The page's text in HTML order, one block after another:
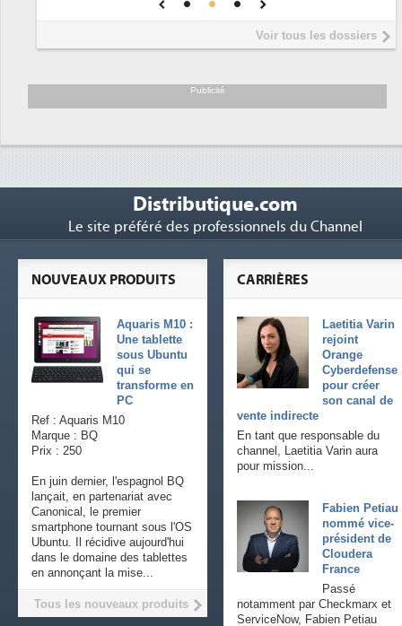
Interview de Fabrice Coquio,
président de Digital Realty...
soutient les...
Voir tous les dossiers
Publicité
Distributique.com
Le site préféré des professionnels du Channel
CARRIÈRES
Laetitia Varin
rejoint
Orange
Cyberdefense
pour créer
son canal de
vente indirecte
En tant que responsable du
channel, Laetitia Varin aura
pour mission...
Fabien Petiau
nommé vice-
président de
Cloudera
France
Passé
notamment par Checkmarx et
ServiceNow, Fabien Petiau
NOUVEAUX PRODUITS
Aquaris M10 :
Une tablette
sous Ubuntu
qui se
transforme en
PC
Ref : Aquaris M10
Marque : BQ
Prix : 250
En juin dernier, l'espagnol BQ
lançait, en partenariat avec
Canonical, le premier
smartphone tournant sous l'OS
Ubuntu. Il récidive aujourd'hui
dans le domaine des tablettes
en annonçant la mise...
Tous les nouveaux produits